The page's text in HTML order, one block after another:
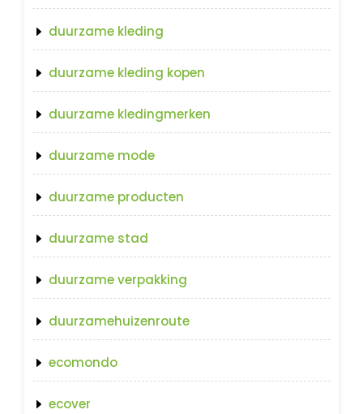
duurzame kleding
duurzame kleding kopen
duurzame kledingmerken
duurzame mode
duurzame producten
duurzame stad
duurzame verpakking
duurzamehuizenroute
ecomondo
ecover